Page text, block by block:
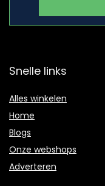
Snelle links
Alles winkelen
Home
Blogs
Onze webshops
Adverteren